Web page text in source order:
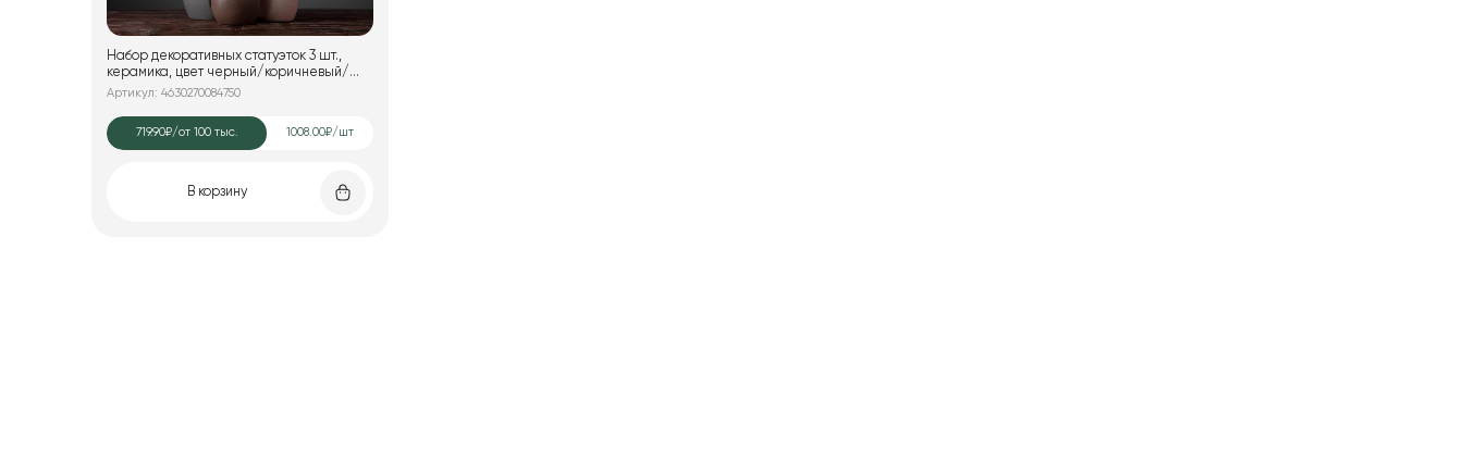
Набор декоративных статуэток 3 шт.,
керамика, цвет черный/коричневый/
розовый, 25*7; 25*7; 15*6 см.
Артикул: 4630270084750
719.90₽/от 100 тыс. 1008.00₽/шт
В корзину